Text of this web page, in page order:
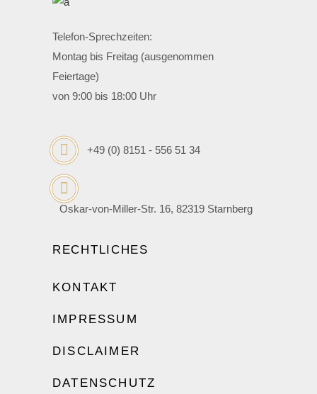
Telefon-Sprechzeiten:
Montag bis Freitag (ausgenommen
Feiertage)
von 9:00 bis 18:00 Uhr
+49 (0) 8151 - 556 51 34
Oskar-von-Miller-Str. 16, 82319 Starnberg
RECHTLICHES
KONTAKT
IMPRESSUM
DISCLAIMER
DATENSCHUTZ